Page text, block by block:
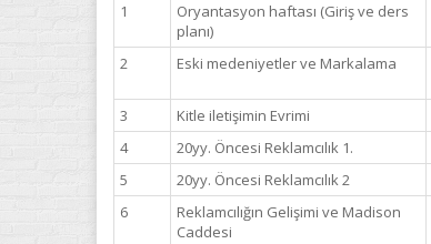
1
Oryantasyon haftası (Giriş ve ders
planı)
2
Eski medeniyetler ve Markalama
3
Kitle iletişimin Evrimi
4
20yy. Öncesi Reklamcılık 1.
5
20yy. Öncesi Reklamcılık 2
6
Reklamcılığın Gelişimi ve Madison
Caddesi